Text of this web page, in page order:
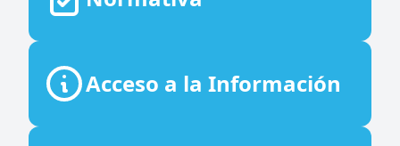
Acceso a la Información